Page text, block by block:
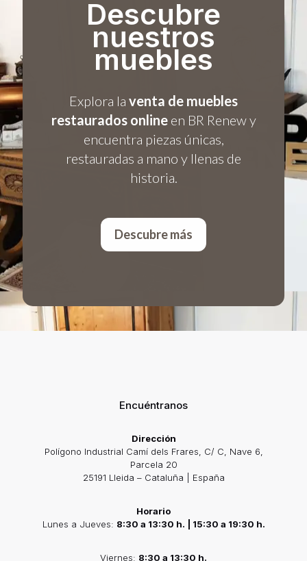
Descubre
nuestros
muebles
Explora la venta de muebles
restaurados onlineen BR Renew y
encuentra piezas únicas,
restauradas a mano y llenas de
historia.
Descubre más
Encuéntranos
Dirección
Polígono Industrial Camí dels Frares, C/ C, Nave 6,
Parcela 20
25191 Lleida – Cataluña | España
Horario
Lunes a Jueves: 8:30 a 13:30 h. | 15:30 a 19:30 h.
Viernes: 8:30 a 13:30 h.